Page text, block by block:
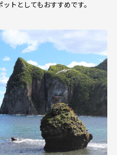
トとしてもおすすめです。